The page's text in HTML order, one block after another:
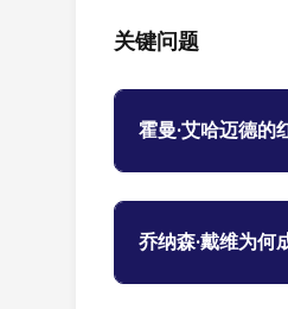
关键问题
霍曼·艾哈迈德的
乔纳森·戴维为何